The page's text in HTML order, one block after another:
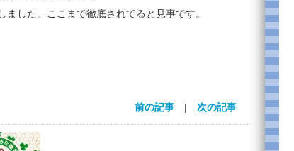
ました。ここまで徹底されてると見事です。
前の記事 | 次の記事